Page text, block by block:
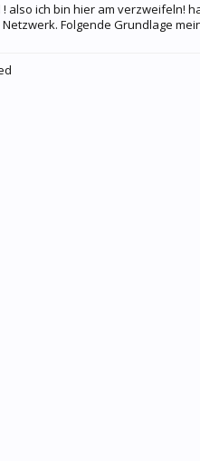
also ich bin hier am verzweifeln!
Folgende Grundlage